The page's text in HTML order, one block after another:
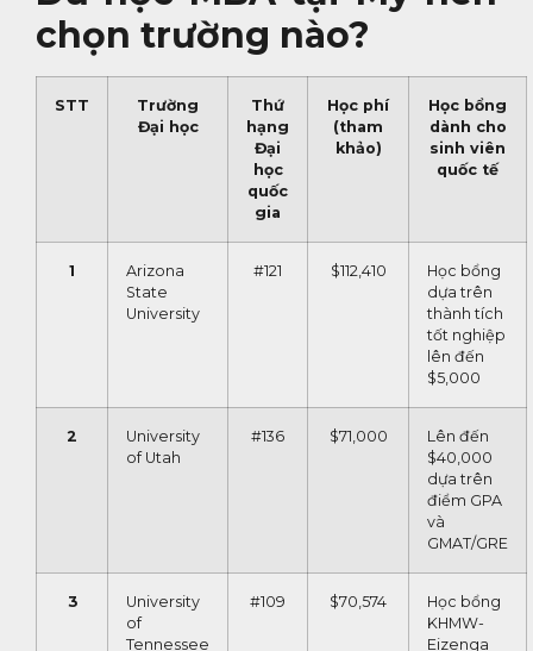
chọn trường nào?
STT
Trường
Đại học
Thứ
hạng
Đại
học
quốc
gia
Học phí
(tham
khảo)
Học bổng
dành cho
sinh viên
quốc tế
1
Arizona
State
University
#121 $112,410
Học bổng
dựa trên
thành tích
tốt nghiệp
lên đến
$5,000
2
University
of Utah
#136 $71,000
Lên đến
$40,000
dựa trên
điểm GPA
và
GMAT/GRE
3
University
of
Tennessee
#109 $70,574
Học bổng
KHMW-
Eizenga